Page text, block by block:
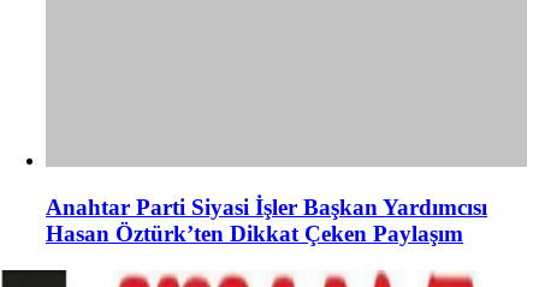
Anahtar Parti Siyasi İşler Başkan Yardımcısı
Hasan Öztürk’ten Dikkat Çeken Paylaşım